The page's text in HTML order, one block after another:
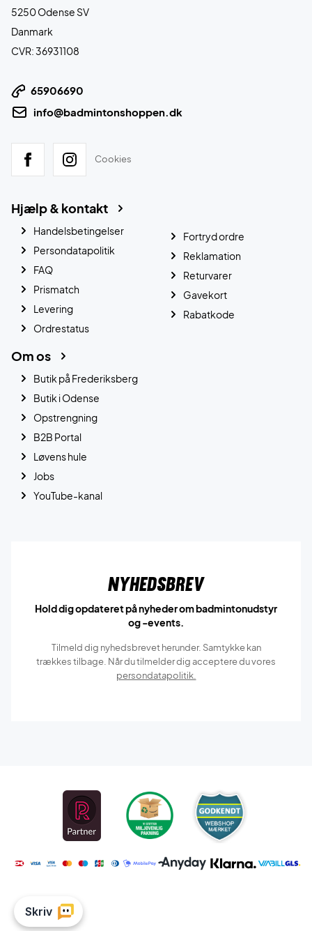
5250 Odense SV
Danmark
CVR: 36931108
65906690
info@badmintonshoppen.dk
Cookies
Hjælp & kontakt
Handelsbetingelser
Persondatapolitik
FAQ
Prismatch
Levering
Ordrestatus
Fortryd ordre
Reklamation
Returvarer
Gavekort
Rabatkode
Om os
Butik på Frederiksberg
Butik i Odense
Opstrengning
B2B Portal
Løvens hule
Jobs
YouTube-kanal
Nyhedsbrev
Hold dig opdateret på nyheder om badmintonudstyr
og -events.
Tilmeld dig nyhedsbrevet herunder. Samtykke kan
trækkes tilbage. Når du tilmelder dig acceptere du vores
persondatapolitik.